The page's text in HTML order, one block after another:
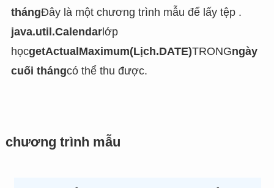
thángĐây là một chương trình mẫu để lấy tệp .
java.util.Calendarlớp
họcgetActualMaximum(Lịch.DATE)TRONGngày
cuối thángcó thể thu được.
chương trình mẫu